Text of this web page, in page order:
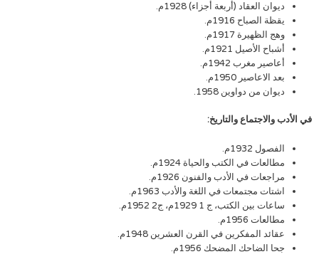
ديوان العقاد (أربعة أجزاء) 1928م.
يقظة الصباح 1916م.
وهج الظهيرة 1917م.
أشباح الأصيل 1921م.
أعاصير مغرب 1942م.
بعد الاعاصير 1950م.
ديوان من دواوين 1958.
في الأدب والاجتماع والتاريخ:
الفصول 1932م.
مطالعات في الكتب والحياة 1924م.
مراجعات في الأدب والفنون 1926م.
اشتات مجتمعات في اللغة والأدب 1963م.
ساعات بين الكتب، ج 1 1929م، ج2 1952م.
مطالعات 1956م.
عقائد المفكرين في القرن العشرين 1948م.
جحا الضاحك المضحك 1956م.